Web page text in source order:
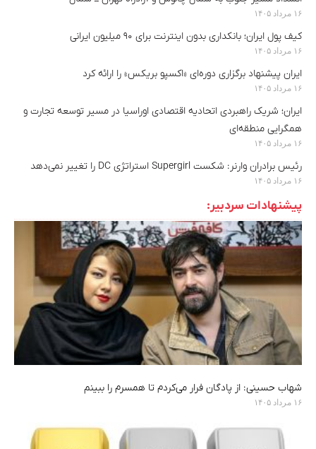
۱۶ مرداد ۱۴۰۵
کیف پول ایران؛ بانکداری بدون اینترنت برای ۹۰ میلیون ایرانی
۱۶ مرداد ۱۴۰۵
ایران پیشنهاد برگزاری دوره‌ای «اکسپو بریکس» را ارائه کرد
۱۶ مرداد ۱۴۰۵
ایران؛ شریک راهبردی اتحادیه اقتصادی اوراسیا در مسیر توسعه تجارت و
همگرایی منطقه‌ای
۱۶ مرداد ۱۴۰۵
رئیس برادران وارنر: شکست Supergirl استراتژی DC را تغییر نمی‌دهد
۱۶ مرداد ۱۴۰۵
پیشنهادات سردبیر:
شهاب حسینی: از پادگان فرار می‌کردم تا همسرم را ببینم
۱۶ مرداد ۱۴۰۵